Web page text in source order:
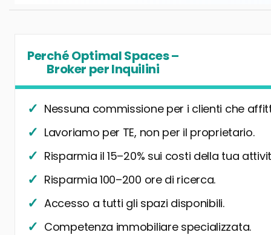
Perché Optimal Spaces –
Broker per Inquilini
Nessuna commissione per i clienti che
Lavoriamo per TE, non per il proprietario.
Risparmia il 15–20% sui costi della tua
Risparmia 100–200 ore di ricerca.
Accesso a tutti gli spazi disponibili.
Competenza immobiliare specializzata.